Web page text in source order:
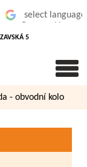
5
- obvodní kolo